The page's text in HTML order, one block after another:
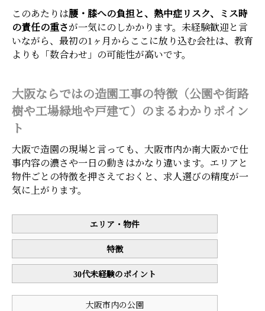
このあたりは腰・膝への負担と、熱中症リスク、ミス時
の責任の重さが一気にのしかかります。未経験歓迎と言
いながら、最初の1ヶ月からここに放り込む会社は、教育
よりも「数合わせ」の可能性が高いです。
大阪ならではの造園工事の特徴（公園や街路
樹や工場緑地や戸建て）のまるわかりポイン
ト
大阪で造園の現場と言っても、大阪市内か南大阪かで仕
事内容の濃さや一日の動きはかなり違います。エリアと
物件ごとの特徴を押さえておくと、求人選びの精度が一
気に上がります。
エリア・物件
特徴
30代未経験のポイント
大阪市内の公園